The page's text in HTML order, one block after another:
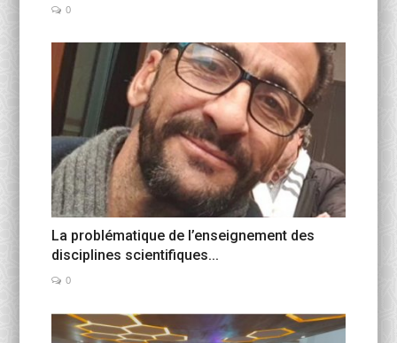
0
La problématique de l’enseignement des
disciplines scientifiques...
0